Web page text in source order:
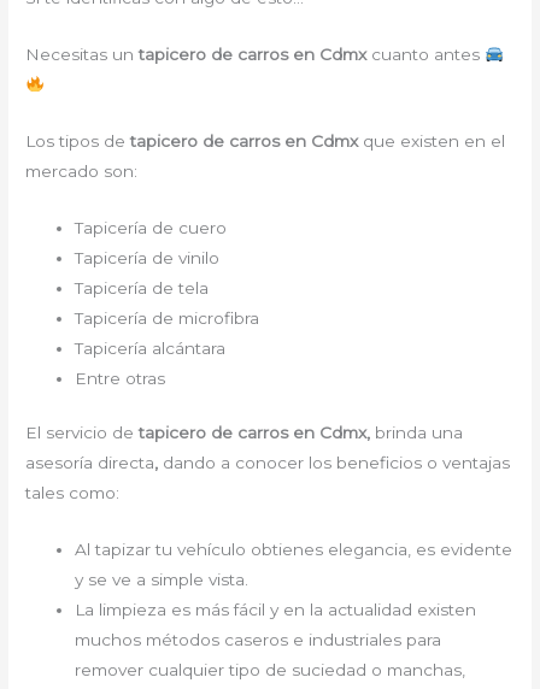
Necesitas untapicero de carros en Cdmx cuanto antes
Los tipos de tapicero de carros en Cdmxque existen en el
mercado son:
Tapicería de cuero
Tapicería de vinilo
Tapicería de tela
Tapicería de microfibra
Tapicería alcántara
Entre otras
El servicio detapicero de carros en Cdmx, brinda una
asesoría directa, dando a conocer los beneficios o ventajas
tales como:
Al tapizar tu vehículo obtienes elegancia, es evidente
y se ve a simple vista.
La limpieza es más fácil y en la actualidad existen
muchos métodos caseros e industriales para
remover cualquier tipo de suciedad o manchas,